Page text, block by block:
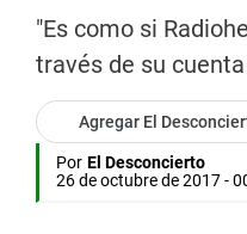
"Es como si
través de su
Agregar El
Por El Desconcierto
26 de octubre de 2017 -